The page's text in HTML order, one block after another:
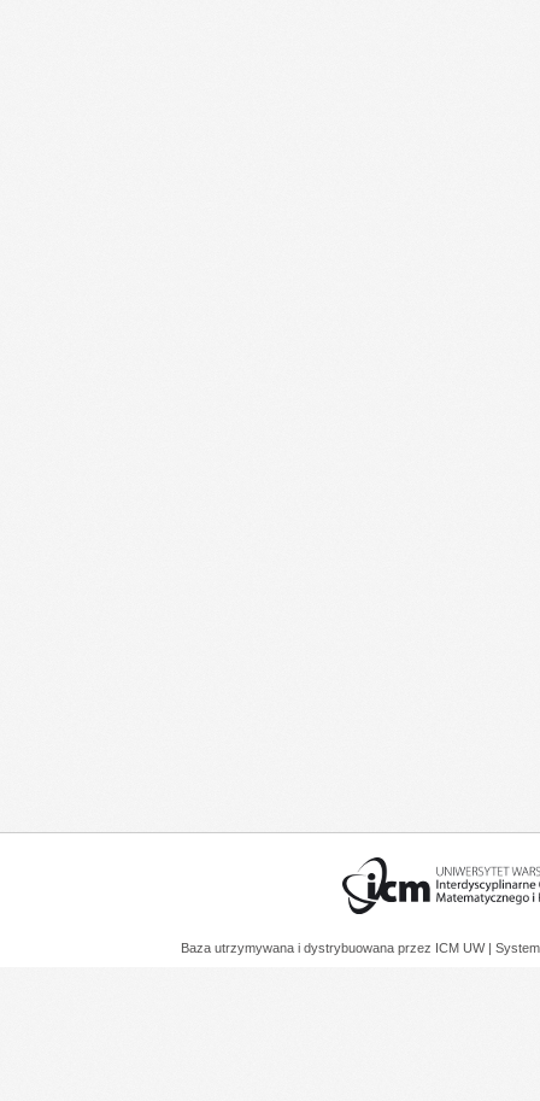
Baza utrzymywana i dystrybuowana przez ICM UW |